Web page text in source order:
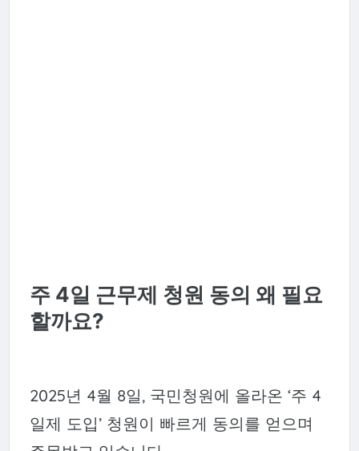
주 4일 근무제 청원 동의 왜 필요
할까요?
2025년 4월 8일, 국민청원에 올라온 ‘주 4
일제 도입’ 청원이 빠르게 동의를 얻으며